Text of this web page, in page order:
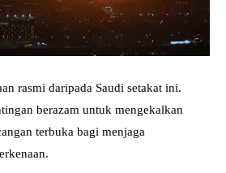
rasmi daripada Saudi setakat ini.
berazam untuk mengekalkan
terbuka bagi menjaga